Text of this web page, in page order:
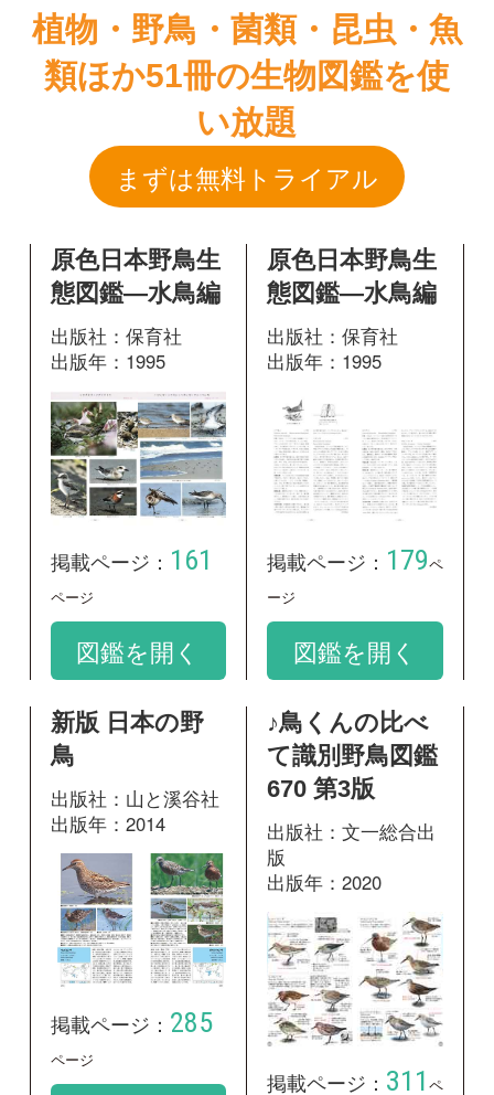
原色日本野鳥生
出版年：1995
掲載ページ：161
ページ
図鑑を開く
原色日本野鳥生
態図鑑―水鳥編
出版社：保育社
掲載ページ： 179ペ
図鑑を開く
新版 日本の野
鳥
出版社：山と溪谷社
掲載ページ：285
ページ
図鑑を開く
♪鳥くんの比べ
て識別野鳥図鑑
670 第3版
出版社：文一総合出
出版年：2020
掲載ページ：311ペ
図鑑を開く
日本の鳥550 水
辺の鳥 増補改
訂版
出版社：文一総合出
出版年：2009